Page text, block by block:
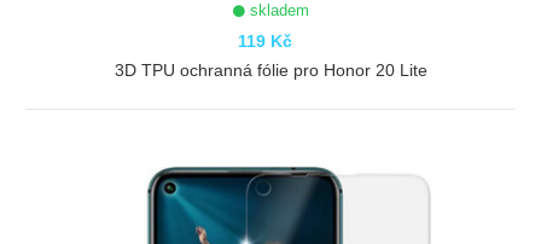
skladem
119 Kč
3D TPU ochranná fólie pro Honor 20 Lite